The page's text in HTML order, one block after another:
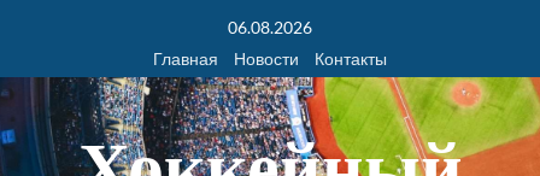
06.08.2026
Главная
Новости Контакты